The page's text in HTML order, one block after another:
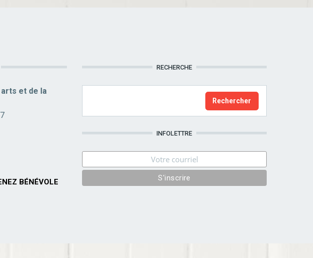
et de la
BÉNÉVOLE
RECHERCHE
INFOLETTRE